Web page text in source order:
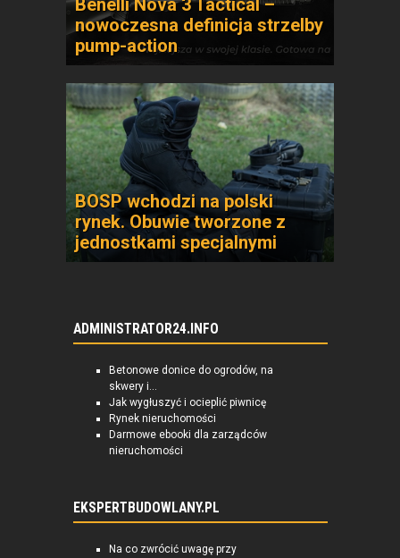
Benelli Nova 3 Tactical –
nowoczesna definicja strzelby
pump-action
BOSP wchodzi na polski
rynek. Obuwie tworzone z
jednostkami specjalnymi
ADMINISTRATOR24.INFO
Betonowe donice do ogrodów, na
skwery i...
Jak wygłuszyć i ocieplić piwnicę
Rynek nieruchomości
Darmowe ebooki dla zarządców
nieruchomości
EKSPERTBUDOWLANY.PL
Na co zwrócić uwagę przy